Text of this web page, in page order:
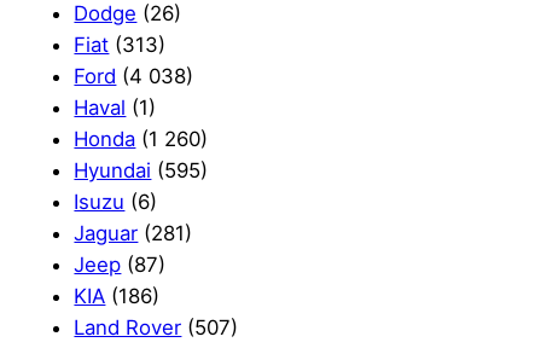
Dodge (26)
Fiat (313)
Ford (4 038)
Haval (1)
Honda (1 260)
Hyundai (595)
Isuzu (6)
Jaguar (281)
Jeep (87)
KIA (186)
Land Rover (507)